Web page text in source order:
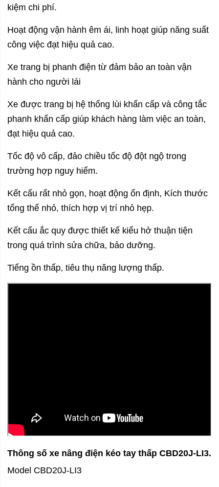
kiệm chi phí.
Hoạt động vận hành êm ái, linh hoạt giúp năng suất
công việc đạt hiệu quả cao.
Xe trang bị phanh điện từ đảm bảo an toàn vận
hành cho người lái
Xe được trang bị hệ thống lùi khẩn cấp và công tắc
phanh khẩn cấp giúp khách hàng làm việc an toàn,
đạt hiệu quả cao.
Tốc độ vô cấp, đảo chiều tốc độ đột ngộ trong
trường hợp nguy hiểm.
Kết cấu rất nhỏ gọn, hoạt động ổn định, Kích thước
tổng thể nhỏ, thích hợp vị trí nhỏ hẹp.
Kết cấu ắc quy được thiết kế kiểu hở thuận tiện
trong quá trình sửa chữa, bảo dưỡng.
Tiếng ồn thấp, tiêu thụ năng lượng thấp.
Thông số xe nâng điện kéo tay thấp CBD20J-LI3.
Model CBD20J-LI3